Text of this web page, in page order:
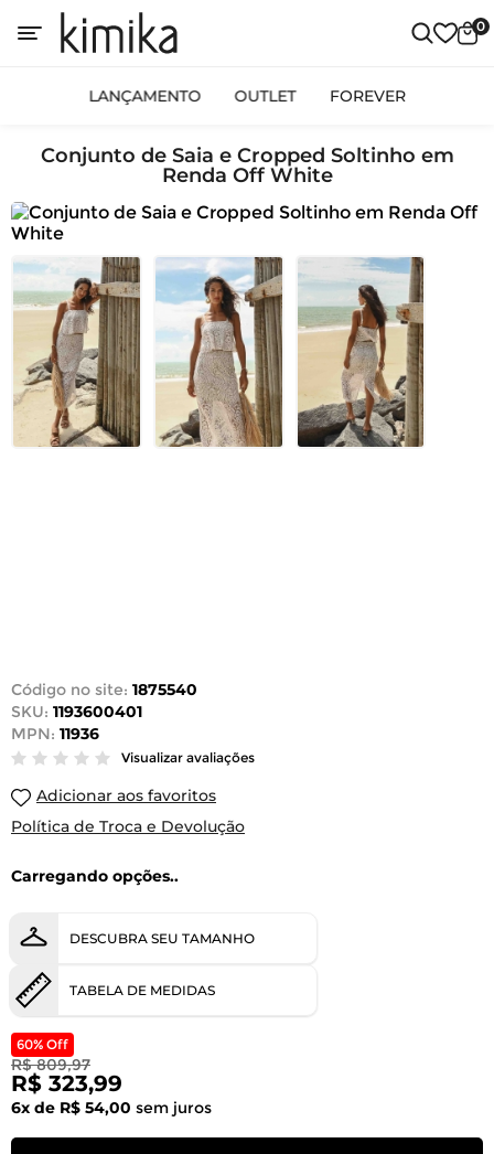
0
LANÇAMENTO OUTLET FOREVER
Conjunto de Saia e Cropped Soltinho em
Renda Off White
Código no site: 1875540
SKU: 1193600401
MPN: 11936
Visualizar avaliações
Adicionar aos favoritos
Política de Troca e Devolução
Carregando opções..
DESCUBRA SEU TAMANHO
TABELA DE MEDIDAS
60% Off
R$ 809,97
R$ 323,99
6x de R$ 54,00 sem juros